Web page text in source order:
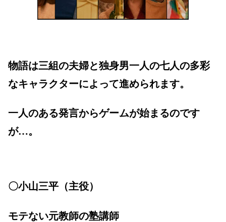
物語は三組の夫婦と独身男一人の七人の多彩
なキャラクターによって進められます。
一人のある発言からゲームが始まるのです
が…。
〇小山三平（主役）
モテない元教師の塾講師